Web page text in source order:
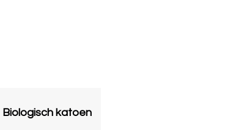
Biologisch katoen